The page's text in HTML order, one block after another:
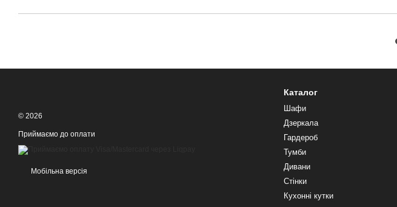
© 2026
Приймаємо до оплати
Мобільна версія
Каталог
Шафи
Дзеркала
Гардероб
Тумби
Дивани
Стінки
Кухонні кутки